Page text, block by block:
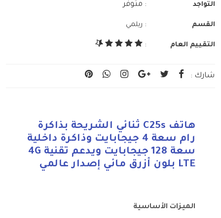
التواجد : متوفر
القسم : ريلمي
التقييم العام :
شارك :
هاتف C25s ثنائي الشريحة بذاكرة
رام سعة 4 جيجابايت وذاكرة داخلية
سعة 128 جيجابايت ويدعم تقنية 4G
LTE بلون أزرق مائي إصدار عالمي
الميزات الأساسية